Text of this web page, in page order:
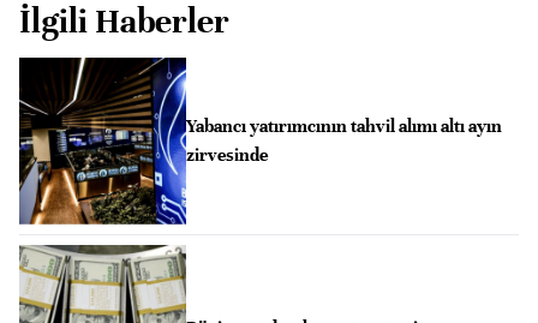
İlgili Haberler
Yabancı yatırımcının tahvil alımı altı ayın
zirvesinde